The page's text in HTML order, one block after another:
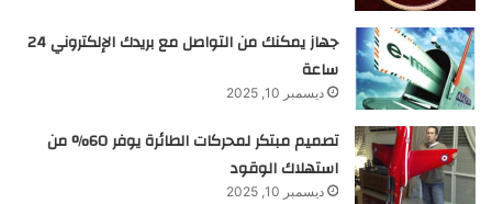
جهاز يمكنك من التواصل مع بريدك الإلكتروني 24
ساعة
ديسمبر 10, 2025
تصميم مبتكر لمحركات الطائرة يوفر 60% من
استهلاك الوقود
ديسمبر 10, 2025